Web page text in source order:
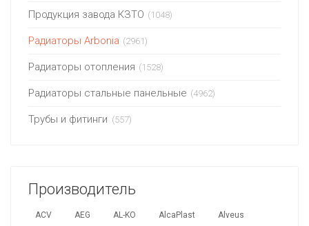
Продукция завода КЗТО (1048)
Радиаторы Arbonia (2961)
Радиаторы отопления (1528)
Радиаторы стальные панельные (4962)
Трубы и фитинги (557)
Производитель
ACV AEG AL-KO AlcaPlast Alveus